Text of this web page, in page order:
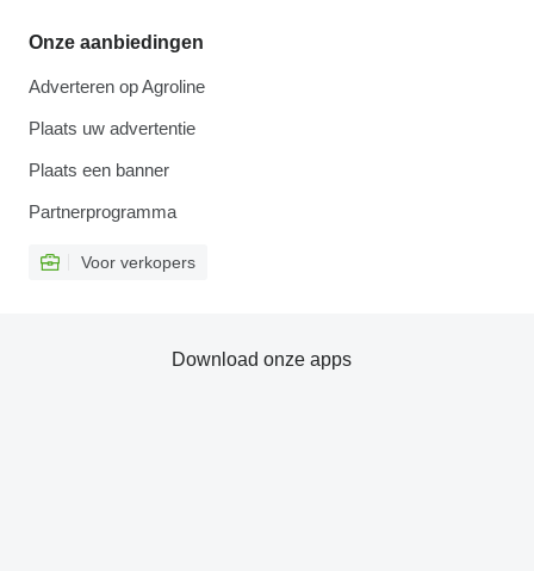
Onze aanbiedingen
Adverteren op Agroline
Plaats uw advertentie
Plaats een banner
Partnerprogramma
Voor verkopers
Download onze apps